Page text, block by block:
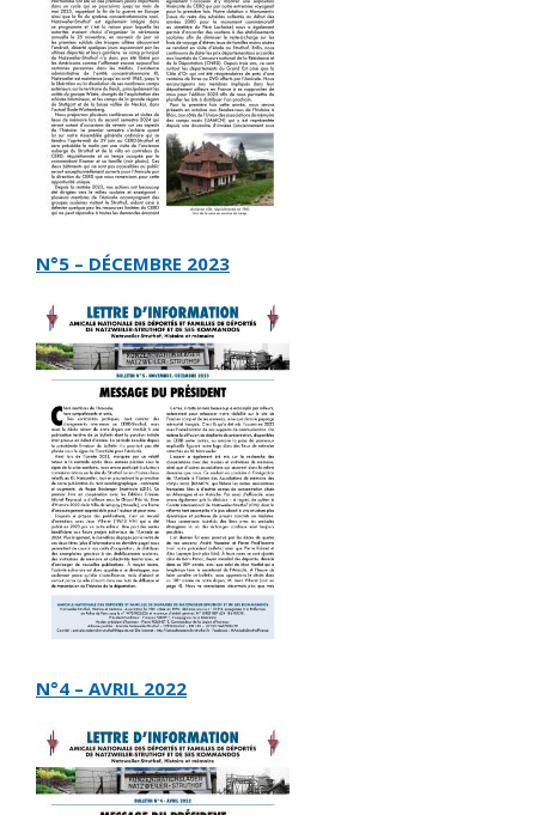
N°5 – DÉCEMBRE 2023
N°4 – AVRIL 2022